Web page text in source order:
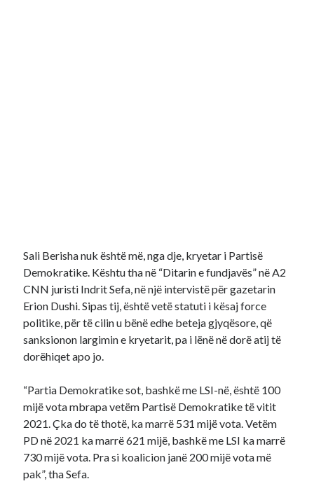
Sali Berisha nuk është më, nga dje, kryetar i Partisë
Demokratike. Kështu tha në “Ditarin e fundjavës” në A2
CNN juristi Indrit Sefa, në një intervistë për gazetarin
Erion Dushi. Sipas tij, është vetë statuti i kësaj force
politike, për të cilin u bënë edhe beteja gjyqësore, që
sanksionon largimin e kryetarit, pa i lënë në dorë atij të
dorëhiqet apo jo.
“Partia Demokratike sot, bashkë me LSI-në, është 100
mijë vota mbrapa vetëm Partisë Demokratike të vitit
2021. Çka do të thotë, ka marrë 531 mijë vota. Vetëm
PD në 2021 ka marrë 621 mijë, bashkë me LSI ka marrë
730 mijë vota. Pra si koalicion janë 200 mijë vota më
pak”, tha Sefa.